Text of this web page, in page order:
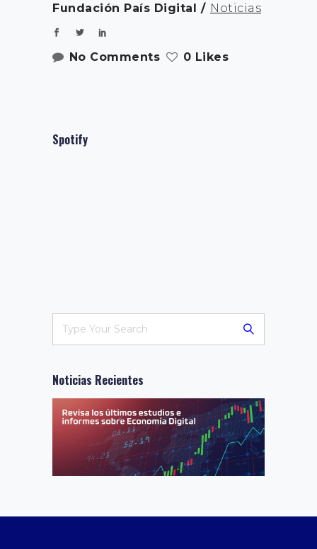
Fundación País Digital
Noticias
No Comments 0 Likes
Spotify
Noticias Recientes